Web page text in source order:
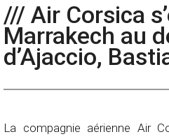
/// Air Corsica
Marrakech au
d’Ajaccio,
La compagnie aérienne Air